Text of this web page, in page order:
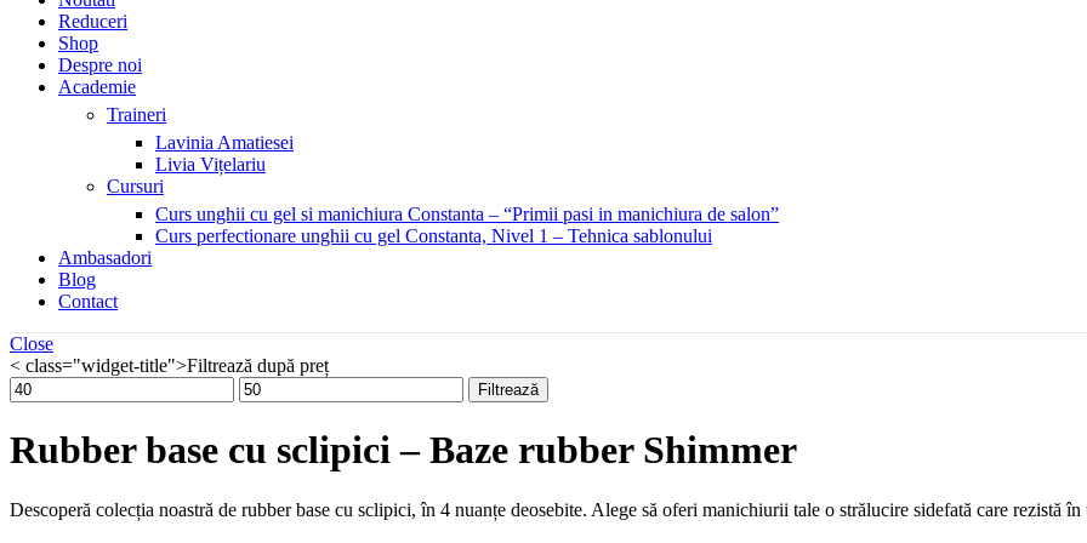
Reduceri
Shop
Despre noi
Academie
Traineri
Lavinia Amatiesei
Livia Vițelariu
Cursuri
Curs unghii cu gel si manichiura Constanta – “Primii pasi in manichiura de salon”
Curs perfectionare unghii cu gel Constanta, Nivel 1 – Tehnica sablonului
Ambasadori
Blog
Contact
Close
< class="widget-title">Filtrează după preț
Preț
minim
Preț
maxim
Filtrează
Rubber base cu sclipici – Baze rubber Shimmer
Descoperă colecția noastră de rubber base cu sclipici, în 4 nuanțe deosebite. Alege să oferi manichiurii tale o strălucire sidefată care rezistă în